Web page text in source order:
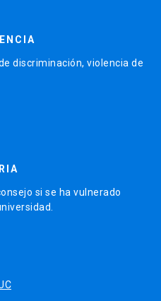
discriminación, violencia de
si se ha vulnerado